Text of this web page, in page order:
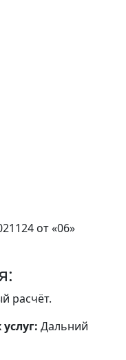
от «06»
расчёт.
Дальний